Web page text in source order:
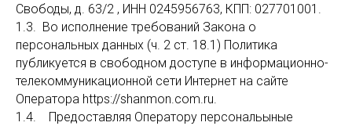
Свободы, д. 63/2 , ИНН 0245956763, КПП: 027701001.
1.3. Во исполнение требований Закона о
персональных данных (ч. 2 ст. 18.1) Политика
публикуется в свободном доступе в информационно-
телекоммуникационной сети Интернет на сайте
Оператора https://shanmon.com.ru.
1.4. Предоставляя Оператору персональыные